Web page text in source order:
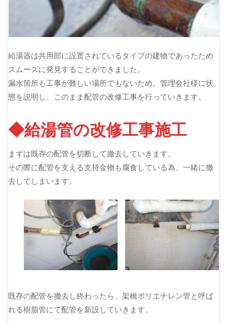
給湯器は共用部に設置されているタイプの建物であったため
スムーズに発見することができました。
漏水箇所も工事が難しい場所でもないため、管理会社様に状
態を説明し、このまま配管の改修工事を行っていきます。
◆給湯管の改修工事施工
まずは既存の配管を切断して撤去していきます。
その際に配管を支える支持金物も腐食している為、一緒に撤
去してしまいます。
既存の配管を撤去し終わったら、架橋ポリエチレン管と呼ば
れる樹脂管にて配管を新設していきます。